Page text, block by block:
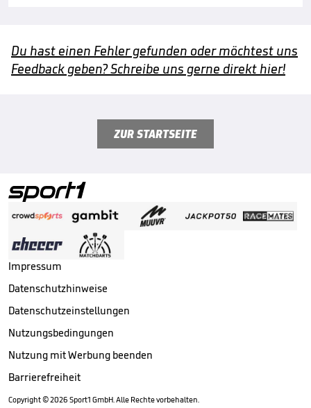
Du hast einen Fehler gefunden oder möchtest uns
Feedback geben? Schreibe uns gerne direkt hier!
ZUR STARTSEITE
Impressum
Datenschutzhinweise
Datenschutzeinstellungen
Nutzungsbedingungen
Nutzung mit Werbung beenden
Barrierefreiheit
Copyright ©2026 Sport1 GmbH. Alle Rechte vorbehalten.